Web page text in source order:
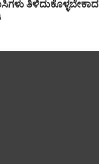
ತಿಳಿದುಕೊಳ್ಳಬೇಕಾದ